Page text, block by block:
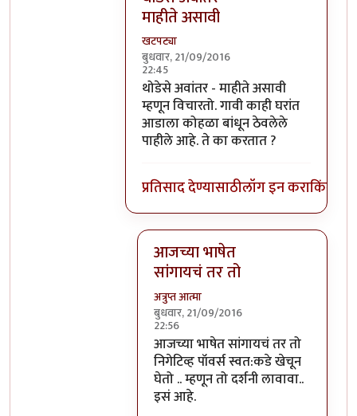
माहीते असावी
खटपट्या
बुधवार, 21/09/2016
22:45
In reply toहे स्वमतीमंदत्व आहे असे आता
थोडेसे अवांतर - माहीते असावी
म्हणून विचारतो. गावी काही घरांत
आडाला कोहळा बांधून ठेवलेले
पाहीले आहे. ते का करतात ?
प्रतिसाद देण्यासाठीलॉग इन कराकिंवा
आजच्या भाषेत
सांगायचं तर तो
अत्रुप्त आत्मा
बुधवार, 21/09/2016
22:56
In reply toथोडेसे अवांतर - माहीते
आजच्या भाषेत सांगायचं तर तो
निगेटिव्ह पॉवर्स स्वत:कडे खेचून
घेतो .. म्हणून तो दर्शनी लावावा..
इसं आहे.